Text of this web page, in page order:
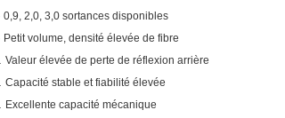
0,9, 2,0, 3,0 sortances disponibles
Petit volume, densité élevée de fibre
Valeur élevée de perte de réflexion arrière
Capacité stable et fiabilité élevée
Excellente capacité mécanique